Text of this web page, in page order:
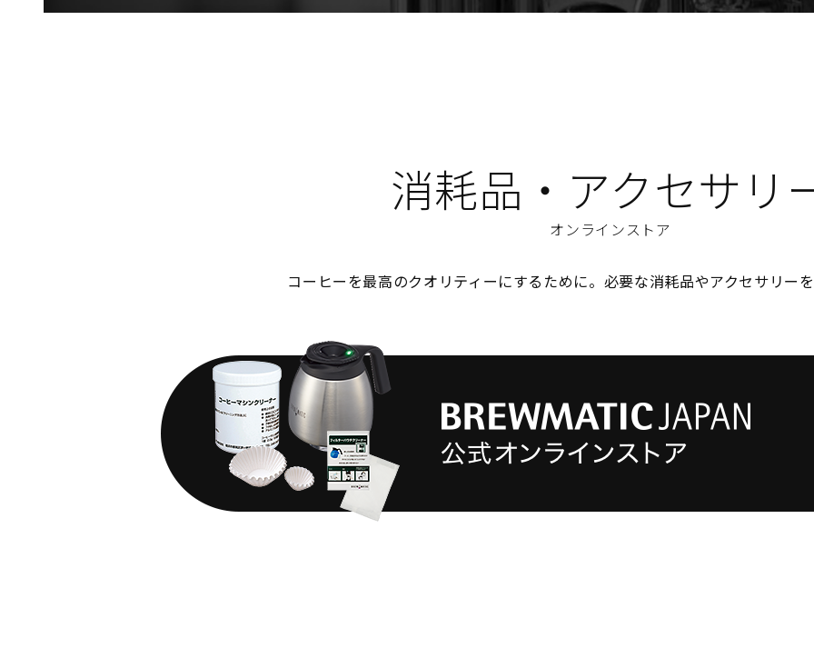
消耗品・アクセサリ
オンラインストア
コーヒーを最高のクオリティーにするために。必要な消耗品やアクセサリーを